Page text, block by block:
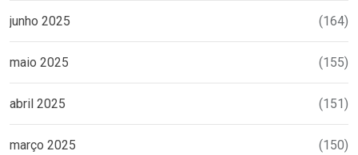
junho 2025 (164)
maio 2025 (155)
abril 2025 (151)
março 2025 (150)